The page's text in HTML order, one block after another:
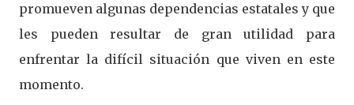
promueven algunas dependencias estatales y que
les pueden resultar de gran utilidad para
enfrentar la difícil situación que viven en este
momento.